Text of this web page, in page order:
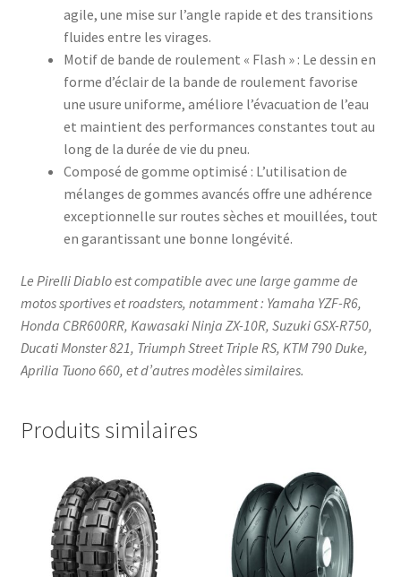
agile, une mise sur l’angle rapide et des transitions
fluides entre les virages.​
Motif de bande de roulement « Flash » : Le dessin en
forme d’éclair de la bande de roulement favorise
une usure uniforme, améliore l’évacuation de l’eau
et maintient des performances constantes tout au
long de la durée de vie du pneu.​
Composé de gomme optimisé : L’utilisation de
mélanges de gommes avancés offre une adhérence
exceptionnelle sur routes sèches et mouillées, tout
en garantissant une bonne longévité.​
Le Pirelli Diablo est compatible avec une large gamme de
motos sportives et roadsters, notamment : Yamaha YZF-R6,
Honda CBR600RR, Kawasaki Ninja ZX-10R, Suzuki GSX-R750,
Ducati Monster 821, Triumph Street Triple RS, KTM 790 Duke,
Aprilia Tuono 660, et d’autres modèles similaires.
Produits similaires